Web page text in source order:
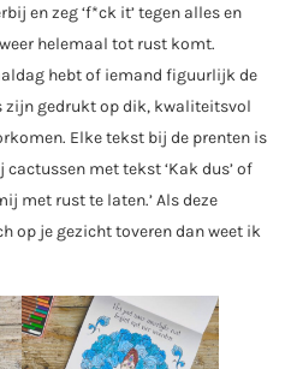
en zeg ‘f*ck it’ tegen alles en
helemaal tot rust komt.
hebt of iemand figuurlijk de
zijn gedrukt op dik, kwaliteitsvol
Elke tekst bij de prenten is
met tekst ‘Kak dus’ of
met rust te laten.’ Als deze
op je gezicht toveren dan weet ik